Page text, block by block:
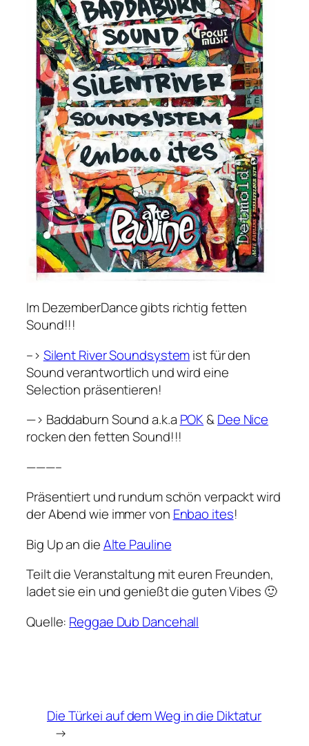
Im DezemberDance gibts richtig fetten
Sound!!!
–> Silent River Soundsystemist für den
Sound verantwortlich und wird eine
Selection präsentieren!
—> Baddaburn Sound a.k.a POK&Dee Nice
rocken den fetten Sound!!!
———–
Präsentiert und rundum schön verpackt wird
der Abend wie immer von Enbao ites!
Big Up an dieAlte Pauline
Teilt die Veranstaltung mit euren Freunden,
ladet sie ein und genießt die guten Vibes 🙂
Quelle: Reggae Dub Dancehall
Die Türkei auf dem Weg in die Diktatur
→